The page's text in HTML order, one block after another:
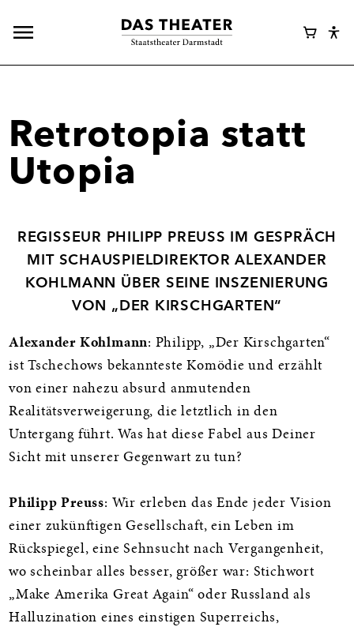
Hauptnavigation
Webshop
Retrotopia statt
Utopia
REGISSEUR PHILIPP PREUSS IM GESPRÄCH
MIT SCHAUSPIELDIREKTOR ALEXANDER
KOHLMANN ÜBER SEINE INSZENIERUNG
VON „DER KIRSCHGARTEN“
Alexander Kohlmann: Philipp, „Der Kirschgarten“
ist Tschechows bekannteste Komödie und erzählt
von einer nahezu absurd anmutenden
Realitätsverweigerung, die letztlich in den
Untergang führt. Was hat diese Fabel aus Deiner
Sicht mit unserer Gegenwart zu tun?
Philipp Preuss: Wir erleben das Ende jeder Vision
einer zukünftigen Gesellschaft, ein Leben im
Rückspiegel, eine Sehnsucht nach Vergangenheit,
wo scheinbar alles besser, größer war: Stichwort
„Make Amerika Great Again“ oder Russland als
Halluzination eines einstigen Superreichs,